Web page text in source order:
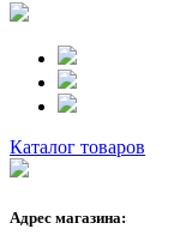
Каталог товаров
Адрес магазина: